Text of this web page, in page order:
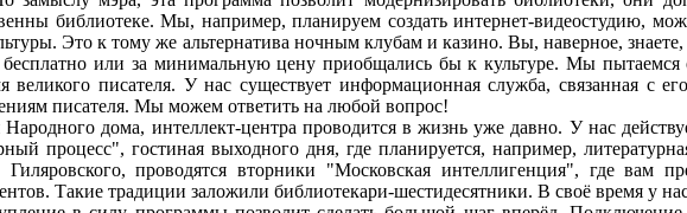
библиотеке. Мы, например, планируем создать интернет-видеостудию,
Это к тому же альтернатива ночным клубам и казино. Вы, наверное,
или за минимальную цену приобщались бы к культуре. Мы пытаемся
великого писателя. У нас существует информационная служба, связанная с
писателя. Мы можем ответить на любой вопрос!
дома, интеллект-центра проводится в жизнь уже давно. У нас
процесс", гостиная выходного дня, где планируется, например,
проводятся вторники "Московская интеллигенция", где вам
Такие традиции заложили библиотекари-шестидесятники. В своё время у